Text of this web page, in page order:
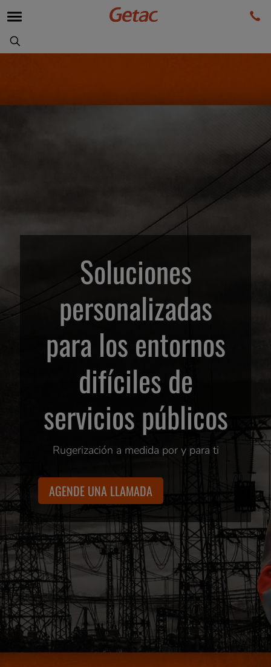
Soluciones
personalizadas
para los entornos
difíciles de
servicios públicos
Rugerización a medida por y para ti
AGENDE UNA LLAMADA